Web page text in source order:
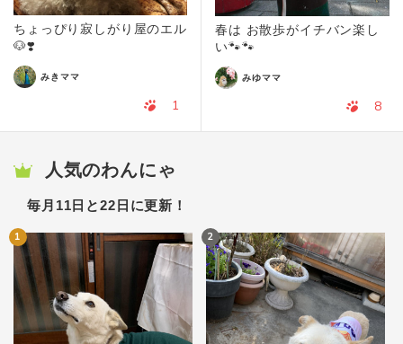
ちょっぴり寂しがり屋のエル
🐶❣️
みきママ
1
春は お散歩がイチバン楽し
い🐾🐾
みゆママ
8
人気のわんにゃ
毎月11日と22日に更新！
1 2